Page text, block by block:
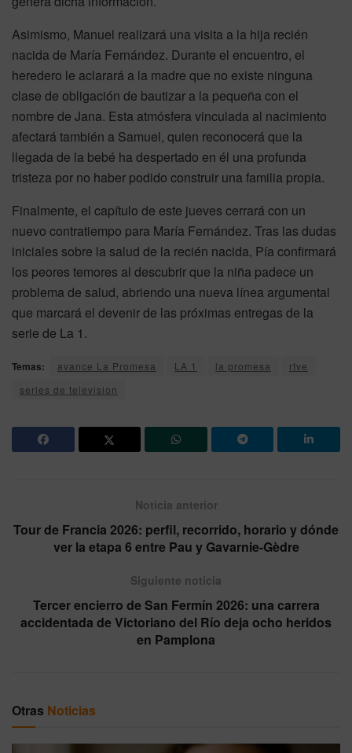
Asimismo, Manuel realizará una visita a la hija recién
nacida de María Fernández. Durante el encuentro, el
heredero le aclarará a la madre que no existe ninguna
clase de obligación de bautizar a la pequeña con el
nombre de Jana. Esta atmósfera vinculada al nacimiento
afectará también a Samuel, quien reconocerá que la
llegada de la bebé ha despertado en él una profunda
tristeza por no haber podido construir una familia propia.
Finalmente, el capítulo de este jueves cerrará con un
nuevo contratiempo para María Fernández. Tras las dudas
iniciales sobre la salud de la recién nacida, Pía confirmará
los peores temores al descubrir que la niña padece un
problema de salud, abriendo una nueva línea argumental
que marcará el devenir de las próximas entregas de la
serie de La 1.
Temas: avance La Promesa LA 1 la promesa
rtve
series de television
Noticia anterior
Tour de Francia 2026: perfil, recorrido, horario y dónde
ver la etapa 6 entre Pau y Gavarnie-Gèdre
Siguiente noticia
Tercer encierro de San Fermín 2026: una carrera
accidentada de Victoriano del Río deja ocho heridos
en Pamplona
Otras Noticias